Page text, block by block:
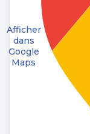
Afficher
dans
Google
Maps